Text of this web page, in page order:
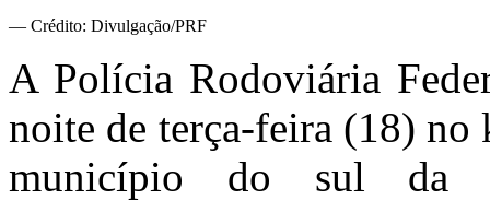
— Crédito: Divulgação/PRF
A Polícia Rodoviária
noite de terça-feira (18)
município do sul da